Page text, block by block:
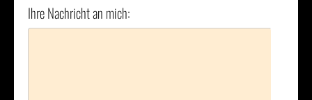
Ihre Nachricht an mich: